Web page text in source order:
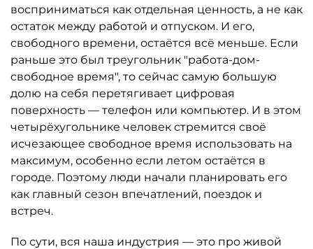
восприниматься как отдельная ценность, а не как
остаток между работой и отпуском. И его,
свободного времени, остаётся всё меньше. Если
раньше это был треугольник "работа-дом-
свободное время", то сейчас самую большую
долю на себя перетягивает цифровая
поверхность — телефон или компьютер. И в этом
четырёхугольнике человек стремится своё
исчезающее свободное время использовать на
максимум, особенно если летом остаётся в
городе. Поэтому люди начали планировать его
как главный сезон впечатлений, поездок и
встреч.
По сути, вся наша индустрия — это про живой